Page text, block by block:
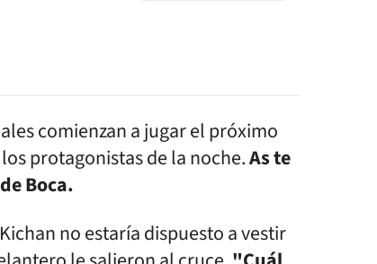
comienzan a jugar el próximo
protagonistas de la noche.As te
Boca.
no estaría dispuesto a vestir